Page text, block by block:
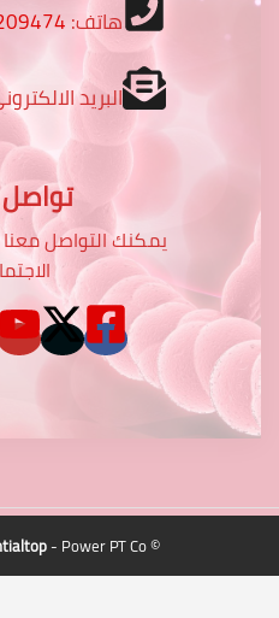
هاتف:
البريد
يمكنك التواصل
© Created by
- Power PT Co.